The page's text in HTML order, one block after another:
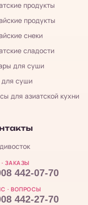
продукты
продукты
снеки
сладости
для суши
для суши
для азиатской кухни
ЗАКАЗЫ
442-07-70
· ВОПРОСЫ
442-27-70